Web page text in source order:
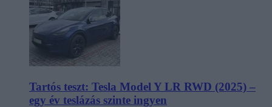
Tartós teszt: Tesla Model Y LR RWD (2025) –
egy év teslázás szinte ingyen